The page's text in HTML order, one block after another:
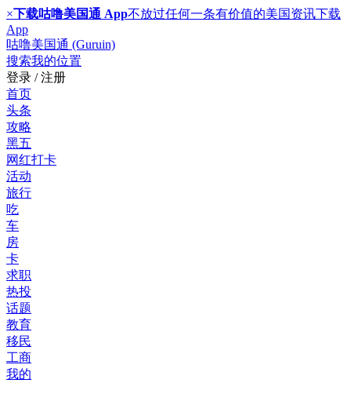
×下载咕噜美国通 App不放过任何一条有价值的美国资讯下载
App
咕噜美国通 (Guruin)
搜索我的位置
登录 / 注册
首页
头条
攻略
黑五
网红打卡
活动
旅行
吃
车
房
卡
求职
热投
话题
教育
移民
工商
我的